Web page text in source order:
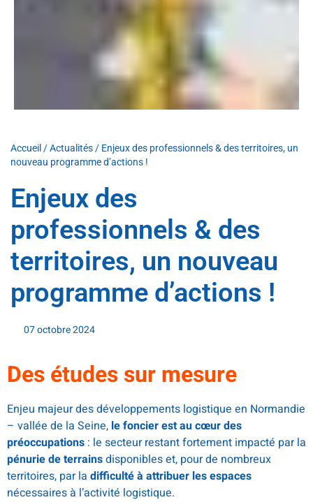
Accueil /Actualités / Enjeux des professionnels & des territoires, un
nouveau programme d’actions !
Enjeux des
professionnels & des
territoires, un nouveau
programme d’actions !
07 octobre 2024
Des études sur mesure
Enjeu majeur des développements logistique en Normandie
– vallée de la Seine, le foncier est au cœur des
préoccupations : le secteur restant fortement impacté par la
pénurie de terrainsdisponibles et, pour de nombreux
territoires, par la difficulté à attribuer les espaces
nécessaires à l’activité logistique.